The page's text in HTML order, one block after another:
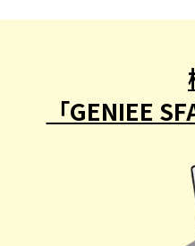
「GENIEE